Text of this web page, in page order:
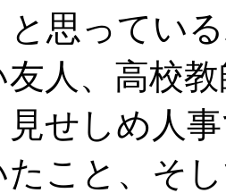
と思ってい
人、高校
見せしめ人
たこと、そ